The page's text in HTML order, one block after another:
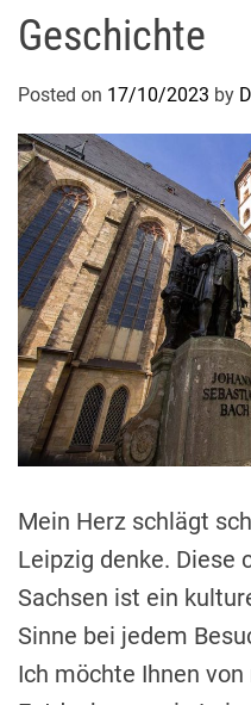
Geschichte
Posted on 17/10/2023 by
Mein Herz schlägt
Leipzig denke. Diese
Sachsen ist ein
Sinne bei jedem
Ich möchte Ihnen